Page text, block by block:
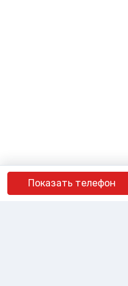
Показать телефон